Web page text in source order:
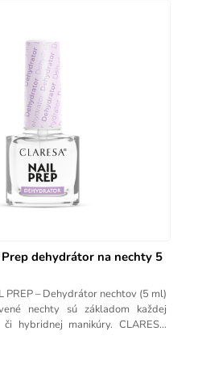
Prep dehydrátor na nechty 5
PREP – Dehydrátor nechtov (5 ml)
nechty sú základom každej
hybridnej manikúry. CLARESA